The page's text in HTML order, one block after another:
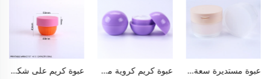
عبوة مستديرة سعة ١٠٠ مل / ٣ أونصة، ذات فتحة واسعة وغطاء قلاب علوي. مصنوعة من بولي بروبلين (PP) آمن للاتصال مع الأغذية وخالٍ من مادة البيسفينول أ (BPA)، محكمة الإغلاق ومنع التسرب ومكافحة الأكسدة. شفافة مُلبَّدة، مقاومة للكسر، سهلة الاستخدام والتنظيف، وإعادة الاستخدام. مناسبة لمزيل المكياج الدهني، وأقنعة الطين، والمقشرات، والكريمات. مناسبة للسفر، عبوة كريم كروية من البولي بروبيلين سعة ٥٠ غرام / ١٫٧ أونصة، عبوة لامعة بلون أرجواني يشبه حلوى الماكرون، مزودة بسدادة داخلية وغطاء. عبوة ذات فتحة واسعة مصنوعة من مواد آمنة للاستخدام الغذائي وخالية من مادة البيسفينول أ (BPA)، محكمة الإغلاق تمامًا ومنع التسرب، ومضادة للأكسدة، قابلة لإعادة الاستخدام، متينة ومقاومة للكسر. مناسبة لكريم العيون وكريم الوجه وقناع الشفاه ومنتجات العناية بالبشرة، ومناسبة للسفر. عبوة كريم على شكل قرعٍ بوزن ٣٠ غرامًا (أونصة واحدة)، مصنوعة من البولي بروبلين (PP)، ذات فتحة واسعة وقاعدة مستديرة مخططة، وحاوية محكمة الإغلاق لمستحضرات التقشير للجسم، وأقنعة الطين، وأقنعة الشعر، والمرطبات وأقنعة الوجه، آمنة للاستخدام الغذائي وخالية من مادة البيسفينول أ (BPA)، ويمكن إعادة استخدامها في المنزل وصالونات التجميل